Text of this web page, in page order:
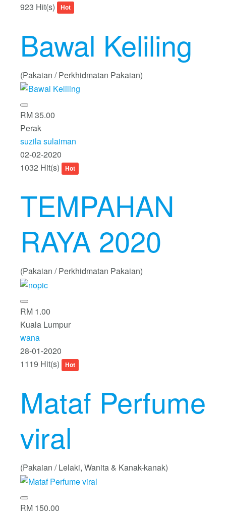
923 Hit(s)
Hot
Bawal Keliling
(Pakaian / Perkhidmatan Pakaian)
RM 35.00
Perak
suzila sulaiman
02-02-2020
1032 Hit(s)
Hot
TEMPAHAN
RAYA 2020
(Pakaian / Perkhidmatan Pakaian)
RM 1.00
Kuala Lumpur
wana
28-01-2020
1119 Hit(s)
Hot
Mataf Perfume
viral
(Pakaian / Lelaki, Wanita & Kanak-kanak)
RM 150.00